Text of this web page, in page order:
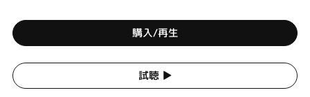
購入/再生
試聴 ▶︎